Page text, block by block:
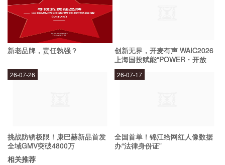
险，例如政策风险、价格风险、市场竞争风险等。
投资者在考虑投资中国联合能源股票时，需要对这
些风险有所了解，并做好风险管理工作。
如何评估中国联合能源的股票价值？
面分析主要是通过分析公司的财务数据、行业环
境、竞争优势等来评估公司的股票价值。技术分析
新老品牌，责任孰强？
创新无界，开麦有声 WAIC2026
上海国投赋能“POWER・开放
麦”专场成功举办
挑战防锈极限！康巴赫新品首发
全域GMV突破4800万
26-07-26
全国首单！锦江给网红人像数据
办“法律身份证”
26-07-17
相关推荐